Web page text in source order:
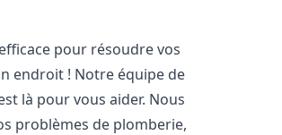
pour résoudre vos
endroit ! Notre équipe de
là pour vous aider. Nous
problèmes de plomberie,